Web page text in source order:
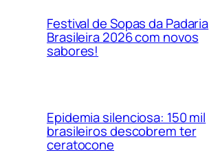
Festival de Sopas da Padaria
Brasileira 2026 com novos
sabores!
Epidemia silenciosa: 150 mil
brasileiros descobrem ter
ceratocone